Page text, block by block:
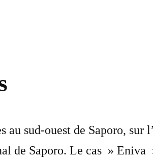
sud-ouest de Saporo, sur
de Saporo. Le cas » Eniva